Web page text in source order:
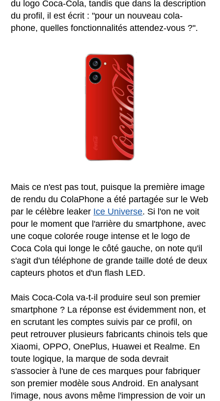
du logo Coca-Cola, tandis que dans la description
du profil, il est écrit : "pour un nouveau cola-
phone, quelles fonctionnalités attendez-vous ?".
Mais ce n'est pas tout, puisque la première image
de rendu du ColaPhone a été partagée sur le Web
par le célèbre leaker Ice Universe. Si l'on ne voit
pour le moment que l'arrière du smartphone, avec
une coque colorée rouge intense et le logo de
Coca Cola qui longe le côté gauche, on note qu'il
s'agit d'un téléphone de grande taille doté de deux
capteurs photos et d'un flash LED.
Mais Coca-Cola va-t-il produire seul son premier
smartphone ? La réponse est évidemment non, et
en scrutant les comptes suivis par ce profil, on
peut retrouver plusieurs fabricants chinois tels que
Xiaomi, OPPO, OnePlus, Huawei et Realme. En
toute logique, la marque de soda devrait
s'associer à l'une de ces marques pour fabriquer
son premier modèle sous Android. En analysant
l'image, nous avons même l'impression de voir un